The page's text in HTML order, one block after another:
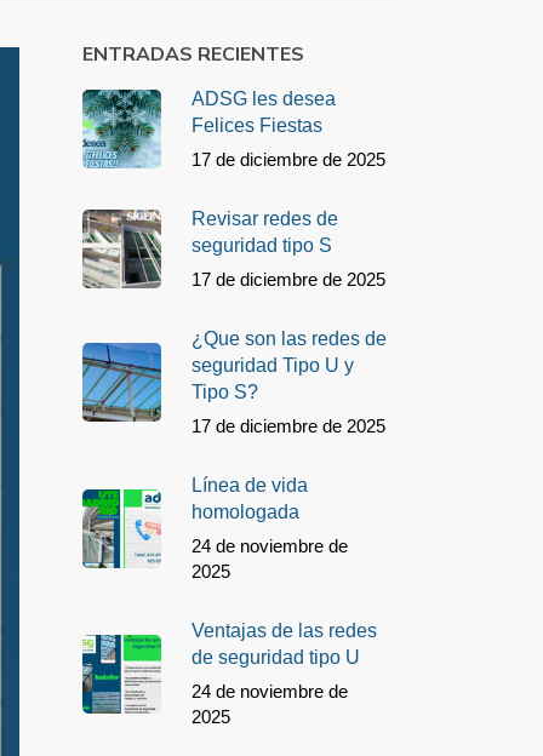
ENTRADAS RECIENTES
ADSG les desea
Felices Fiestas
17 de diciembre de 2025
Revisar redes de
seguridad tipo S
17 de diciembre de 2025
¿Que son las redes de
seguridad Tipo U y
Tipo S?
17 de diciembre de 2025
Línea de vida
homologada
24 de noviembre de
2025
Ventajas de las redes
de seguridad tipo U
24 de noviembre de
2025